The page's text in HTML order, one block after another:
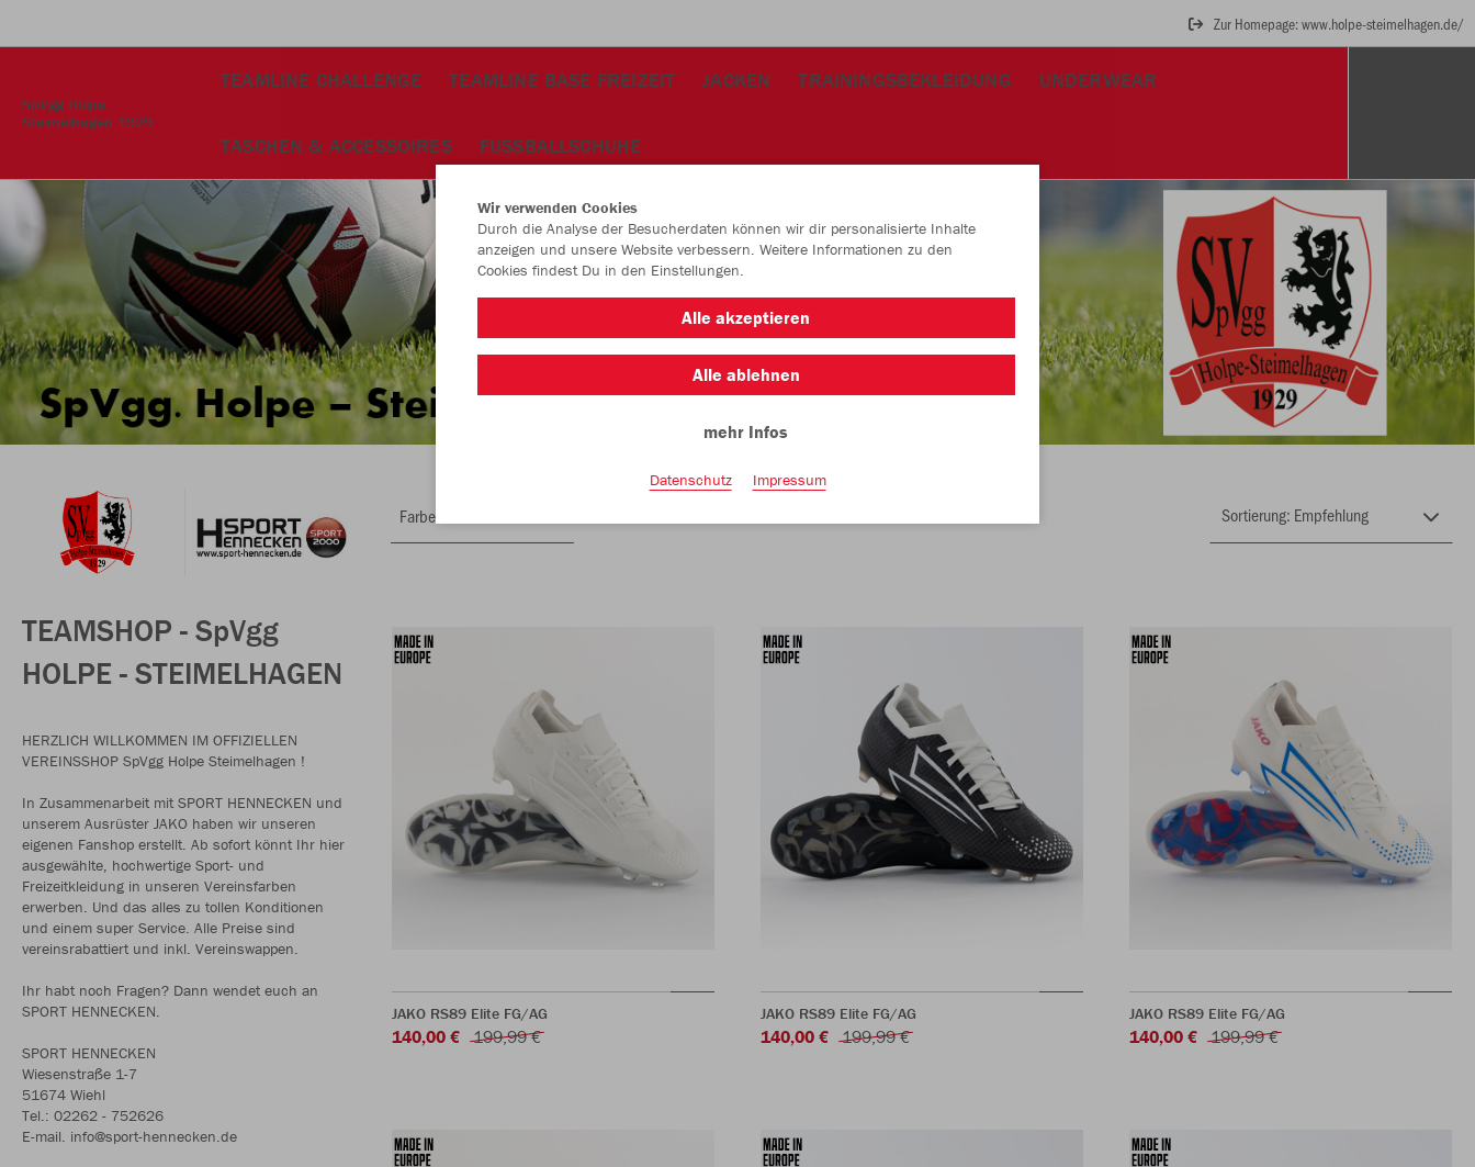
Zur Homepage: www.holpe-steimelhagen.de/
SpVgg Holpe
Steimelhagen 1929
TEAMLINE CHALLENGE TEAMLINE BASE FREIZEIT JACKEN TRAININGSBEKLEIDUNG UNDERWEAR
TASCHEN & ACCESSOIRES FUSSBALLSCHUHE
TEAMSHOP - SpVgg
HOLPE - STEIMELHAGEN
HERZLICH WILLKOMMEN IM OFFIZIELLEN
VEREINSSHOP SpVgg Holpe Steimelhagen !
In Zusammenarbeit mit SPORT HENNECKEN und
unserem Ausrüster JAKO haben wir unseren
eigenen Fanshop erstellt. Ab sofort könnt Ihr hier
ausgewählte, hochwertige Sport- und
Freizeitkleidung in unseren Vereinsfarben
erwerben. Und das alles zu tollen Konditionen
und einem super Service. Alle Preise sind
vereinsrabattiert und inkl. Vereinswappen.
Ihr habt noch Fragen? Dann wendet euch an
SPORT HENNECKEN.
SPORT HENNECKEN
Wiesenstraße 1-7
51674 Wiehl
Tel.: 02262 - 752626
E-mail. info@sport-hennecken.de
Farbe
JAKO RS89 Elite FG/AG
140,00 € 199,99 €
JAKO RS89 Elite FG/AG
140,00 € 199,99 €
JAKO RS89 Elite FG/AG
140,00 € 199,99 €
Wir verwenden Cookies
Durch die Analyse der Besucherdaten können wir dir personalisierte Inhalte
anzeigen und unsere Website verbessern. Weitere Informationen zu den
Cookies findest Du in den Einstellungen.
Alle akzeptieren
Alle ablehnen
mehr Infos
Datenschutz Impressum